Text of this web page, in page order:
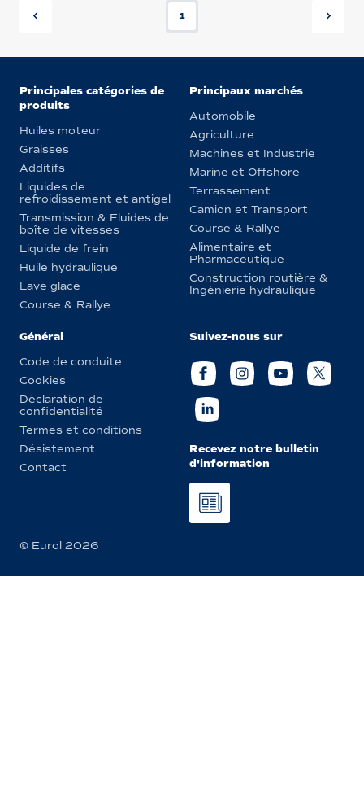
1
Principales catégories de
produits
Huiles moteur
Graisses
Additifs
Liquides de
refroidissement et antigel
Transmission & Fluides de
boîte de vitesses
Liquide de frein
Huile hydraulique
Lave glace
Course & Rallye
Principaux marchés
Automobile
Agriculture
Machines et Industrie
Marine et Offshore
Terrassement
Camion et Transport
Course & Rallye
Alimentaire et
Pharmaceutique
Construction routière &
Ingénierie hydraulique
Général
Code de conduite
Cookies
Déclaration de
confidentialité
Termes et conditions
Désistement
Contact
Suivez-nous sur
Recevez notre bulletin
d'information
© Eurol 2026